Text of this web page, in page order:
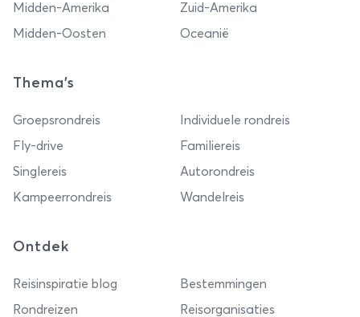
Midden-Amerika
Zuid-Amerika
Midden-Oosten
Oceanië
Thema's
Groepsrondreis
Individuele rondreis
Fly-drive
Familiereis
Singlereis
Autorondreis
Kampeerrondreis
Wandelreis
Ontdek
Reisinspiratie blog
Bestemmingen
Rondreizen
Reisorganisaties